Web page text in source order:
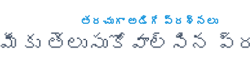
తరచుగా అడిగే ప్రశ్నలు
మీకు తెలుసుకోవాల్సిన